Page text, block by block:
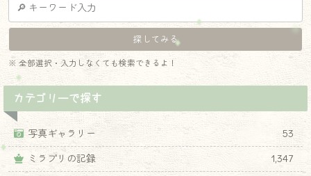
※ 全部選択・入力しなくても検索できるよ！
カテゴリーで探す
写真ギャラリー
53
ミラプリの記録
1,347